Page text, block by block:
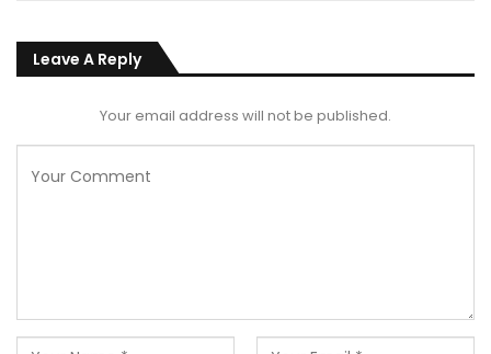
Leave A Reply
Your email address will not be published.